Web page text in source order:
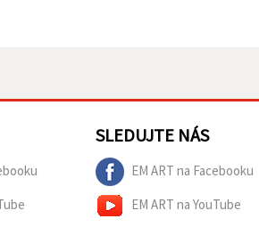
SLEDUJTE NÁS
EM ART na Facebooku
EM ART na YouTube